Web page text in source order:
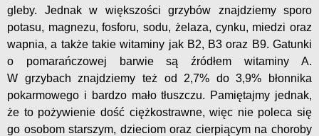
gleby. Jednak w większości grzybów znajdziemy sporo
potasu, magnezu, fosforu, sodu, żelaza, cynku, miedzi oraz
wapnia, a także takie witaminy jak B2, B3 oraz B9. Gatunki
o pomarańczowej barwie są źródłem witaminy A.
W grzybach znajdziemy też od 2,7% do 3,9% błonnika
pokarmowego i bardzo mało tłuszczu. Pamiętajmy jednak,
że to pożywienie dość ciężkostrawne, więc nie poleca się
go osobom starszym, dzieciom oraz cierpiącym na choroby